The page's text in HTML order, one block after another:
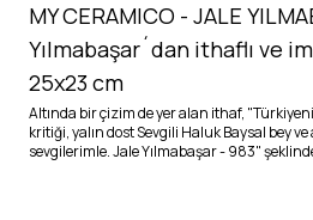
MY CERAMICO - JALE
Yılmabaşar´dan ithaflı ve
25x23 cm
Altında bir çizim de yer alan ithaf,
kritiği, yalın dost Sevgili Haluk Baysal bey
sevgilerimle. Jale Yılmabaşar - 983"